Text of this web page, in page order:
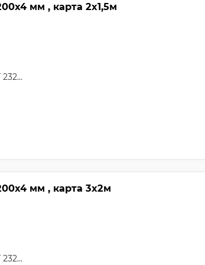
мм , карта 2х1,5м
ГОСТ 23279-2012, ТУ
мм , карта 3х2м
ГОСТ 23279-2012, ТУ